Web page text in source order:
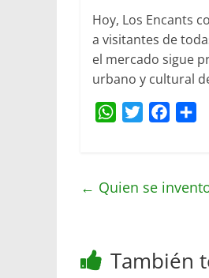
Hoy, Los Encants
a visitantes de
el mercado sigue
urbano y cultural
W
s
p
t
b
k
a
← Quien se
También